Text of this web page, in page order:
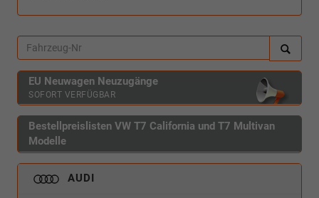
EU Neuwagen Neuzugänge
SOFORT VERFÜGBAR
Bestellpreislisten VW T7 California und T7 Multivan
Modelle
AUDI